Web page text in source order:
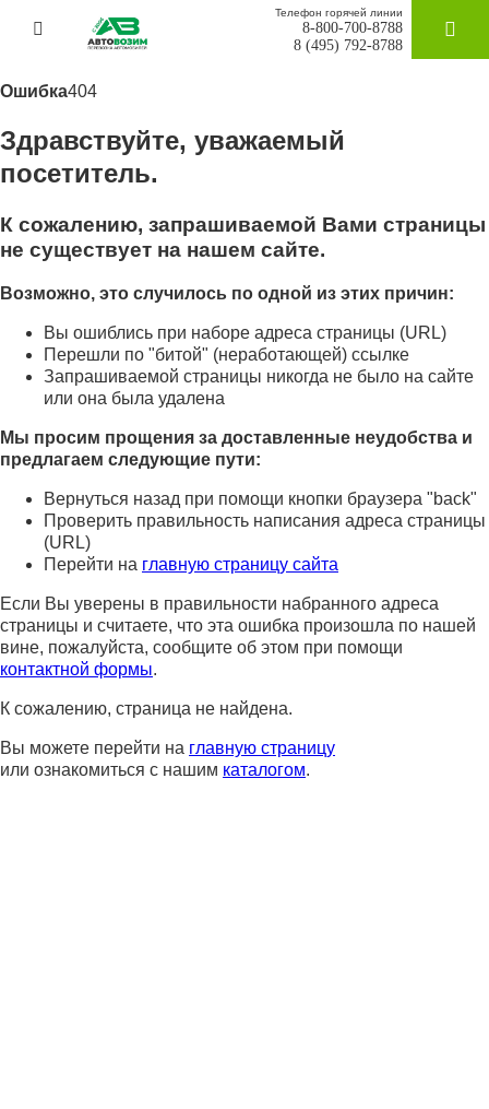
Телефон горячей линии
8-800-700-8788
8 (495) 792-8788
Ошибка404
Здравствуйте, уважаемый
посетитель.
К сожалению, запрашиваемой Вами страницы
не существует на нашем сайте.
Возможно, это случилось по одной из этих причин:
Вы ошиблись при наборе адреса страницы (URL)
Перешли по "битой" (неработающей) ссылке
Запрашиваемой страницы никогда не было на сайте
или она была удалена
Мы просим прощения за доставленные неудобства и
предлагаем следующие пути:
Вернуться назад при помощи кнопки браузера "back"
Проверить правильность написания адреса страницы
(URL)
Перейти на главную страницу сайта
Если Вы уверены в правильности набранного адреса
страницы и считаете, что эта ошибка произошла по нашей
вине, пожалуйста, сообщите об этом при помощи
контактной формы.
К сожалению, страница не найдена.
Вы можете перейти на главную страницу
или ознакомиться с нашим каталогом.